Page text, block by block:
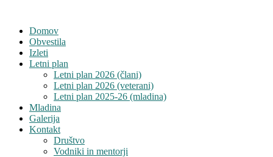
Domov
Obvestila
Izleti
Letni plan
Letni plan 2026 (člani)
Letni plan 2026 (veterani)
Letni plan 2025-26 (mladina)
Mladina
Galerija
Kontakt
Društvo
Vodniki in mentorji